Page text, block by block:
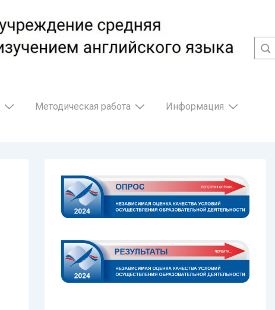
Методическая работа Информация